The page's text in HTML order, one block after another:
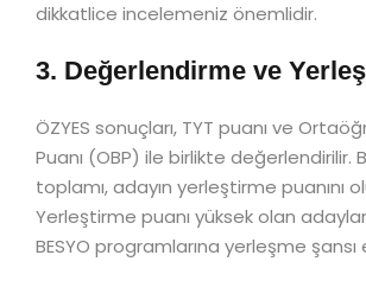
dikkatlice incelemeniz önemlidir.
3. Değerlendirme ve
ÖZYES sonuçları, TYT puanı ve
Puanı (OBP) ile birlikte değerlendirilir.
toplamı, adayın yerleştirme puanını
Yerleştirme puanı yüksek olan
BESYO programlarına yerleşme